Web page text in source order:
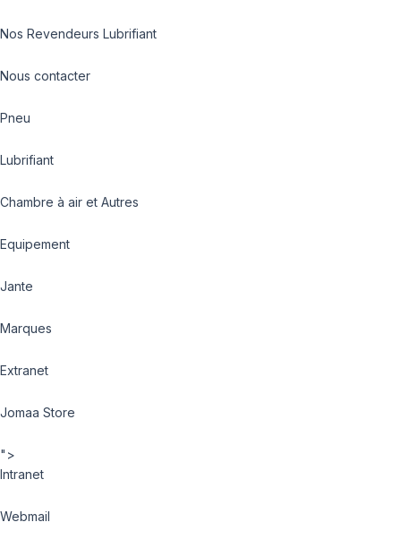
Nos Revendeurs Lubrifiant
Nous contacter
Pneu
Lubrifiant
Chambre à air et Autres
Equipement
Jante
Marques
Extranet
Jomaa Store
">
Intranet
Webmail